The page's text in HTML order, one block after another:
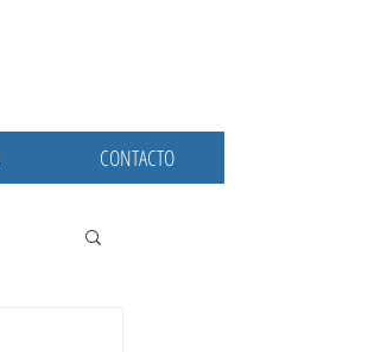
CONTACTO